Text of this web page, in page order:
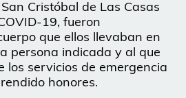
Cristóbal de Las Casas
19, fueron
que ellos llevaban en
persona indicada y al que
los servicios de emergencia
honores.